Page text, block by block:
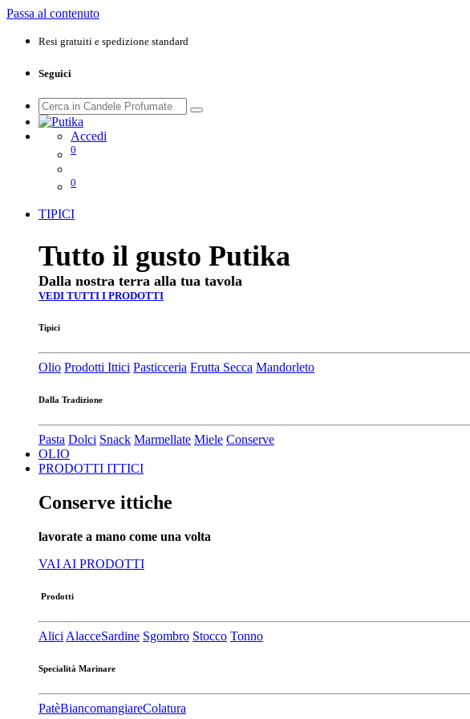
Passa al contenuto
Resi gratuiti e spedizione standard
Seguici
Accedi
0
0
TIPICI
Tutto il gusto Putika
Dalla nostra terra alla tua tavola
VEDI TUTTI I PRODOTTI
Tipici
Olio Prodotti Ittici Pasticceria Frutta Secca Mandorleto
Dalla Tradizione
Pasta Dolci Snack Marmellate Miele Conserve
OLIO
PRODOTTI ITTICI
Conserve ittiche
lavorate a mano come una volta
VAI AI PRODOTTI
Prodotti
Alici AlacceSardine Sgombro Stocco Tonno
Specialità Marinare
Patè​BiancomangiareColatura